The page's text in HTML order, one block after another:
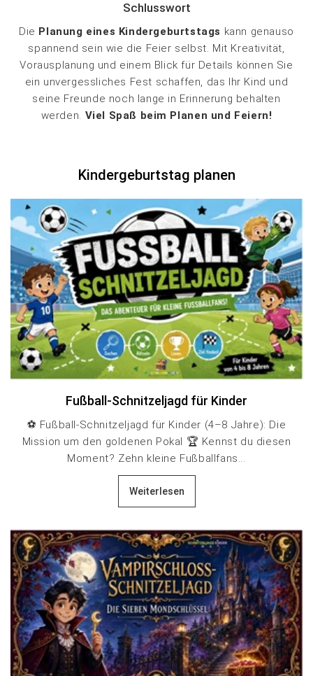
Schlusswort
Die Planung eines Kindergeburtstags kann genauso
spannend sein wie die Feier selbst. Mit Kreativität,
Vorausplanung und einem Blick für Details können Sie
ein unvergessliches Fest schaffen, das Ihr Kind und
seine Freunde noch lange in Erinnerung behalten
werden. Viel Spaß beim Planen und Feiern!
Kindergeburtstag planen
Fußball-Schnitzeljagd für Kinder
⚽ Fußball-Schnitzeljagd für Kinder (4–8 Jahre): Die
Mission um den goldenen Pokal 🏆 Kennst du diesen
Moment? Zehn kleine Fußballfans...
Weiterlesen